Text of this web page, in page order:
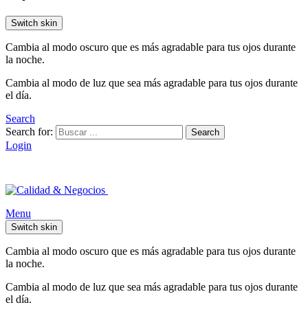
Switch skin
Cambia al modo oscuro que es más agradable para tus ojos durante
la noche.
Cambia al modo de luz que sea más agradable para tus ojos durante
el día.
Search
Search for:
Search
Login
Menu
Switch skin
Cambia al modo oscuro que es más agradable para tus ojos durante
la noche.
Cambia al modo de luz que sea más agradable para tus ojos durante
el día.